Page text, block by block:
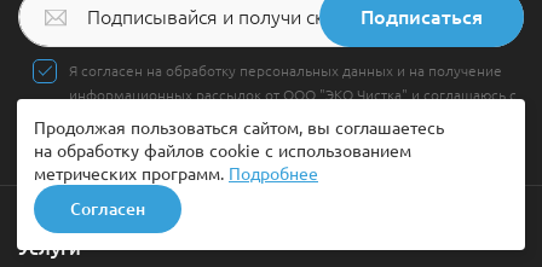
Я согласен на обработку персональных данных и на получение
информационных рассылок от ООО "ЭКО Чистка" и соглашаюсь с
политикой конфиденциальности
Подписаться
Услуги
Продолжая пользоваться сайтом, вы соглашаетесь
на обработку файлов cookie с использованием
метрических программ. Подробнее
Согласен